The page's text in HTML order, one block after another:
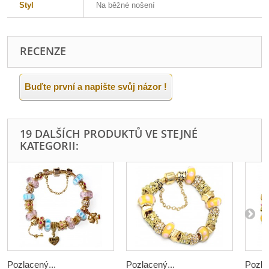
Styl Na běžné nošení
RECENZE
Buďte první a napište svůj názor !
19 DALŠÍCH PRODUKTŮ VE STEJNÉ
KATEGORII:
Pozlacený... Pozlacený...